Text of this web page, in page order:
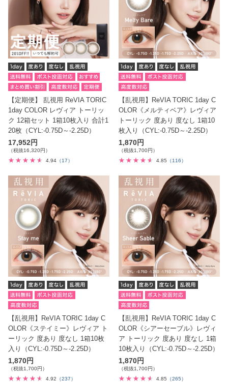
【定期便】 乱視用 ReVIA TORIC
1day COLOR レヴィア トーリッ
ク 12箱セット 1箱10枚入り 合計1
20枚（CYL:-0.75D～-2.25D）
17,952円
（税抜16,320円）
4.94 （17）
【乱視用】ReVIA TORIC 1day C
OLOR《メルティベア》レヴィア
トーリック 度あり 度なし 1箱10
枚入り（CYL:-0.75D～-2.25D）
1,870円
（税抜1,700円）
4.85
（116）
【乱視用】ReVIA TORIC 1day C
OLOR《ステイミー》レヴィア ト
ーリック 度あり 度なし 1箱10枚
入り（CYL:-0.75D～-2.25D）
1,870円
（税抜1,700円）
4.92 （237）
【乱視用】ReVIA TORIC 1day C
OLOR《シアーセーブル》レヴィ
ア トーリック 度あり 度なし 1箱
10枚入り（CYL:-0.75D～-2.25D）
1,870円
（税抜1,700円）
4.85
（265）